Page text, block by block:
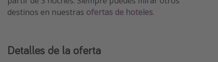
destinos en nuestras ofertas de hoteles.
Detalles de la oferta